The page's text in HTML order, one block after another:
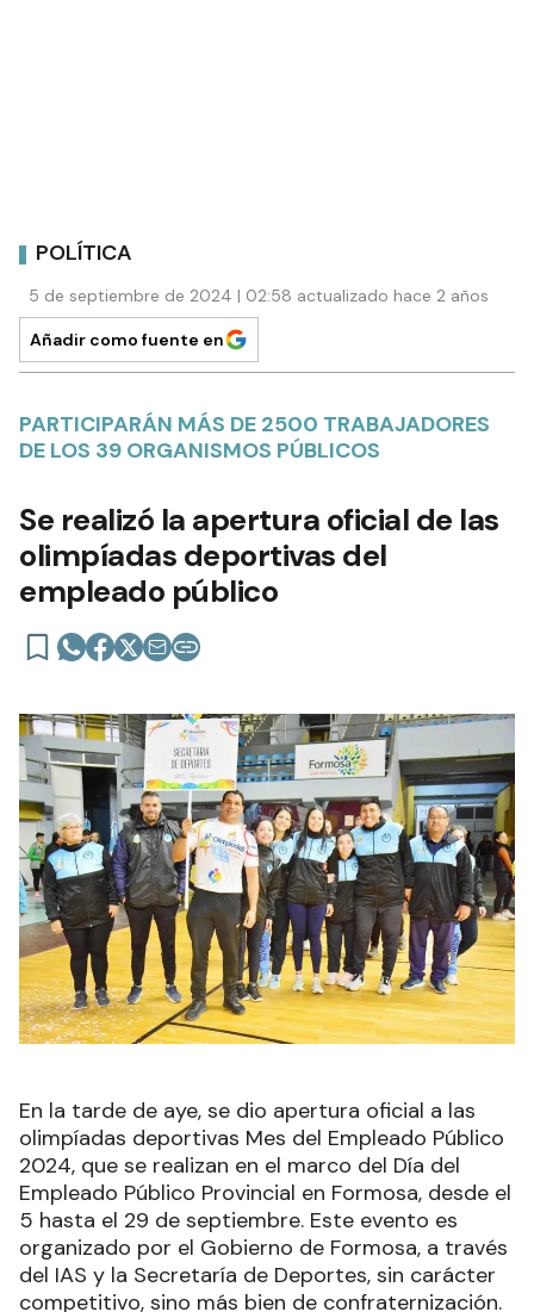
POLÍTICA
5 de septiembre de 2024 | 02:58 actualizado hace 2 años
Añadir como fuente en
PARTICIPARÁN MÁS DE 2500 TRABAJADORES
DE LOS 39 ORGANISMOS PÚBLICOS
Se realizó la apertura oficial de las
olimpíadas deportivas del
empleado público
En la tarde de aye, se dio apertura oficial a las
olimpíadas deportivas Mes del Empleado Público
2024, que se realizan en el marco del Día del
Empleado Público Provincial en Formosa, desde el
5 hasta el 29 de septiembre. Este evento es
organizado por el Gobierno de Formosa, a través
del IAS y la Secretaría de Deportes, sin carácter
competitivo, sino más bien de confraternización.